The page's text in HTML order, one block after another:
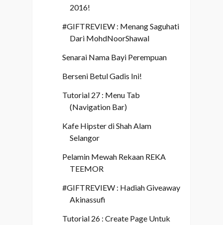
2016!
#GIFTREVIEW : Menang Saguhati
Dari MohdNoorShawal
Senarai Nama Bayi Perempuan
Berseni Betul Gadis Ini!
Tutorial 27 : Menu Tab
(Navigation Bar)
Kafe Hipster di Shah Alam
Selangor
Pelamin Mewah Rekaan REKA
TEEMOR
#GIFTREVIEW : Hadiah Giveaway
Akinassufi
Tutorial 26 : Create Page Untuk